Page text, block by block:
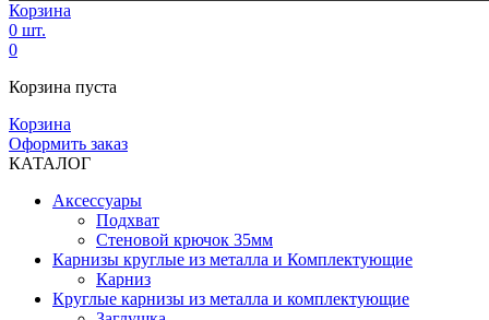
Корзина
0 шт.
0
Корзина пуста
Корзина
Оформить заказ
КАТАЛОГ
Аксессуары
Подхват
Стеновой крючок 35мм
Карнизы круглые из металла и Комплектующие
Карниз
Круглые карнизы из металла и комплектующие